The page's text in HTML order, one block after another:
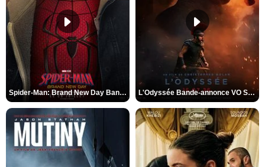
Spider-Man: Brand New Day Bande-annonce VO STFR L'Odyssée Bande-annonce VO STFR